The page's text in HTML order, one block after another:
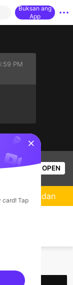
Buksan ang
App
PM
OPEN
Sundan
card! Tap